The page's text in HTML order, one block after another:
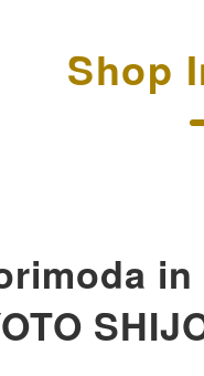
Shop
in